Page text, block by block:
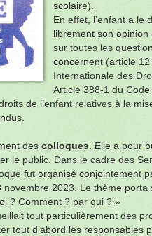
scolaire).
En effet, l’enfant a le
librement son opinion
sur toutes les
concernent (article
Internationale des
Article 388-1 du
de l’enfant relatives à la
des colloques. Elle a pour
le public. Dans le cadre des
fut organisé conjointement
novembre 2023. Le thème porta
? Comment ? par qui ? »
tout particulièrement des
tout d’abord les responsables